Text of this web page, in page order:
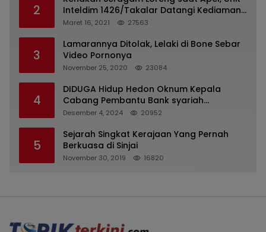
2
Inteldim 1426/Takalar Datangi Kediaman
Kasatpol PP
Maret 16, 2021 27563
3
Lamarannya Ditolak, Lelaki di Bone Sebar
Video Pornonya
November 25, 2020 23084
4
DIDUGA Hidup Hedon Oknum Kepala
Cabang Pembantu Bank syariah
Indonesia Unit Hasan Basri di Banjarmasin
Milyaran Rupiah dan Bilyet Giro Tidak
Terdaftar, OJK Kalsel : Bertemu Tanggal 11
Desember 4, 2024 20952
5
Sejarah Singkat Kerajaan Yang Pernah
Berkuasa di Sinjai
November 30, 2019 16820